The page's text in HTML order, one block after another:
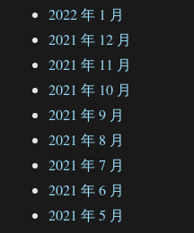
2022 年 1 月
2021 年 12 月
2021 年 11 月
2021 年 10 月
2021 年 9 月
2021 年 8 月
2021 年 7 月
2021 年 6 月
2021 年 5 月